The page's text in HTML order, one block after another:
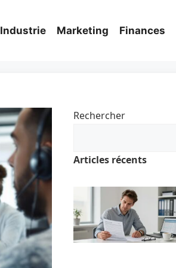
Industrie Marketing Finances
Rechercher
Articles récents